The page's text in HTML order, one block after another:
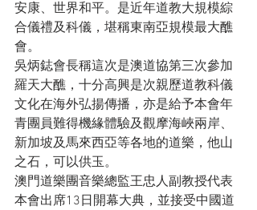
安康、世界和平。是近年道教大規模綜
合儀禮及科儀，堪稱東南亞規模最大醮
會。
吳炳鋕會長稱這次是澳道協第三次參加
羅天大醮，十分高興是次親歷道教科儀
文化在海外弘揚傳播，亦是給予本會年
青團員難得機緣體驗及觀摩海峽兩岸、
新加坡及馬來西亞等各地的道樂，他山
之石，可以供玉。
澳門道樂團音樂總監王忠人副教授代表
本會出席13日開幕大典，並接受中國道